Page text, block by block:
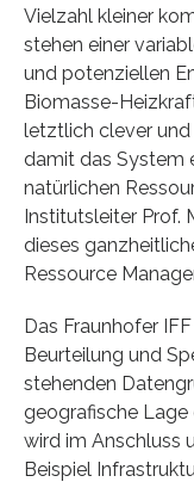
Vielzahl kleiner
stehen einer
und potenziellen
Biomasse-
letztlich clever und
damit das System
natürlichen
Institutsleiter Prof.
dieses
Ressource
Das Fraunhofer
Beurteilung und
stehenden
geografische Lage
wird im Anschluss
Beispiel